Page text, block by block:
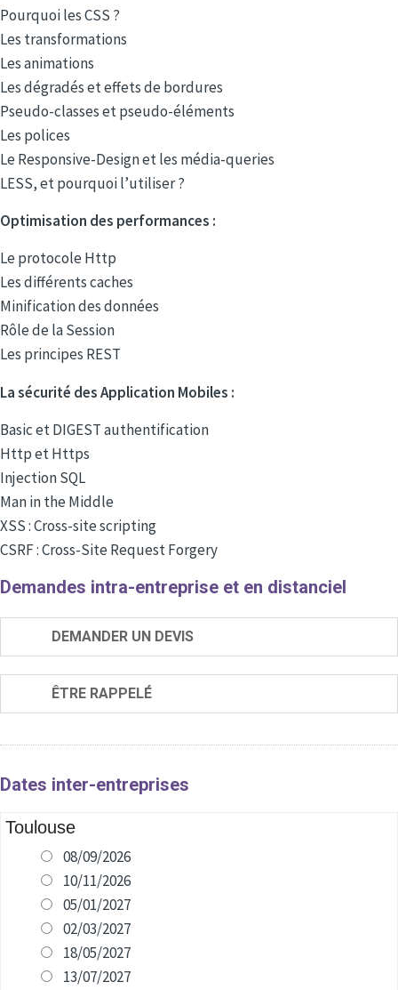
Pourquoi les CSS ?
Les transformations
Les animations
Les dégradés et effets de bordures
Pseudo-classes et pseudo-éléments
Les polices
Le Responsive-Design et les média-queries
LESS, et pourquoi l’utiliser ?
Optimisation des performances :
Le protocole Http
Les différents caches
Minification des données
Rôle de la Session
Les principes REST
La sécurité des Application Mobiles :
Basic et DIGEST authentification
Http et Https
Injection SQL
Man in the Middle
XSS : Cross-site scripting
CSRF : Cross-Site Request Forgery
Demandes intra-entreprise et en distanciel
DEMANDER UN DEVIS
ÊTRE RAPPELÉ
Dates inter-entreprises
Toulouse
08/09/2026
10/11/2026
05/01/2027
02/03/2027
18/05/2027
13/07/2027